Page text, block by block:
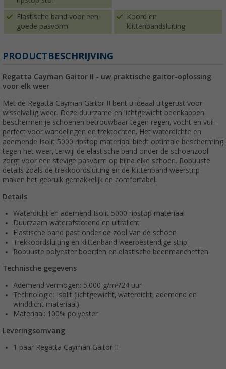
Elastische band voor een
goede pasvorm
Koord en
klittenbandsluiting
PRODUCTBESCHRIJVING
Regatta Cayman Gaitor II - uw praktische gaitor-oplossing
voor elk weer
Met de Regatta Cayman Gaitor II bent u ideaal uitgerust voor
wisselvallig weer. Deze duurzame en lichtgewicht beenkappen
beschermen je schoenen betrouwbaar tegen regen, vocht en vuil -
perfect voor wandelingen en trektochten. Het waterdichte en
ademende Isolit 5000 ripstop materiaal biedt optimale bescherming
tegen het weer, terwijl de elastische band onder de schoenzool
zorgt voor een stevige pasvorm op bijna elke schoen. Robuuste
details zoals de trekkoordsluiting en de klittenband weerstrip
maken het gebruik gemakkelijk en comfortabel.
Details
Waterdicht en ademend Isolit 5000 ripstop materiaal
Duurzaam waterafstotend en ultralicht
Elastische band past onder de zool van de schoen
Trekkoordsluiting en klittenband weerbestendige strip
Robuuste polyester boorden en elastische beenmanchetten
Technische gegevens
Ademend vermogen: 5.000 g/m²/24 uur
Technologie: Isolit (lichtgewicht, waterdicht, ademend en
winddicht materiaal)
Materiaal: 100% polyester
Leveringsomvang
1 paar Regatta Cayman Gaitor II